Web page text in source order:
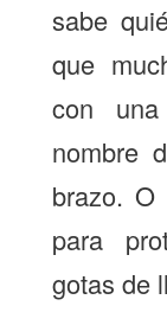
sabe
que
con
nombre
brazo. O
para
gotas de